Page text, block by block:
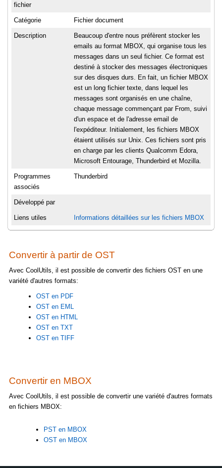
fichier
Catégorie Fichier document
Description
Beaucoup d'entre nous préfèrent stocker les
emails au format MBOX, qui organise tous les
messages dans un seul fichier. Ce format est
destiné à stocker des messages électroniques
sur des disques durs. En fait, un fichier MBOX
est un long fichier texte, dans lequel les
messages sont organisés en une chaîne,
chaque message commençant par From, suivi
d'un espace et de l'adresse email de
l'expéditeur. Initialement, les fichiers MBOX
étaient utilisés sur Unix. Ces fichiers sont pris
en charge par les clients Qualcomm Edora,
Microsoft Entourage, Thunderbird et Mozilla.
Programmes
associés
Thunderbird
Développé par
Liens utiles Informations détaillées sur les fichiers MBOX
Convertir à partir de OST
Avec CoolUtils, il est possible de convertir des fichiers OST en une
variété d'autres formats:
OST en PDF
OST en EML
OST en HTML
OST en TXT
OST en TIFF
Convertir en MBOX
Avec CoolUtils, il est possible de convertir une variété d'autres formats
en fichiers MBOX:
PST en MBOX
OST en MBOX